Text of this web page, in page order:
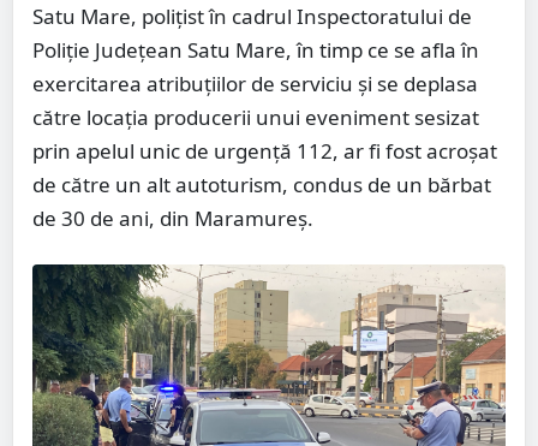
Satu Mare, polițist în cadrul Inspectoratului de
Poliție Județean Satu Mare, în timp ce se afla în
exercitarea atribuțiilor de serviciu și se deplasa
către locația producerii unui eveniment sesizat
prin apelul unic de urgență 112, ar fi fost acroșat
de către un alt autoturism, condus de un bărbat
de 30 de ani, din Maramureș.